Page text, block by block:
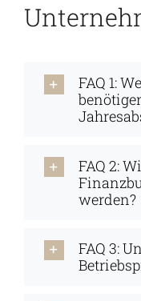
FAQ 1:
FAQ 2:
werden?
FAQ 3: